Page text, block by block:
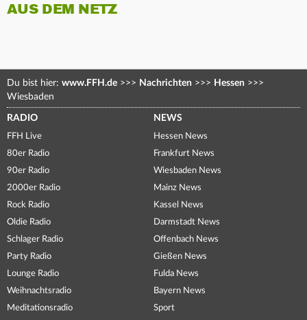
AUS DEM NETZ
Du bist hier: www.FFH.de >>> Nachrichten >>> Hessen >>>
Wiesbaden
RADIO
FFH Live
80er Radio
90er Radio
2000er Radio
Rock Radio
Oldie Radio
Schlager Radio
Party Radio
Lounge Radio
Weihnachtsradio
Meditationsradio
NEWS
Hessen News
Frankfurt News
Wiesbaden News
Mainz News
Kassel News
Darmstadt News
Offenbach News
Gießen News
Fulda News
Bayern News
Sport